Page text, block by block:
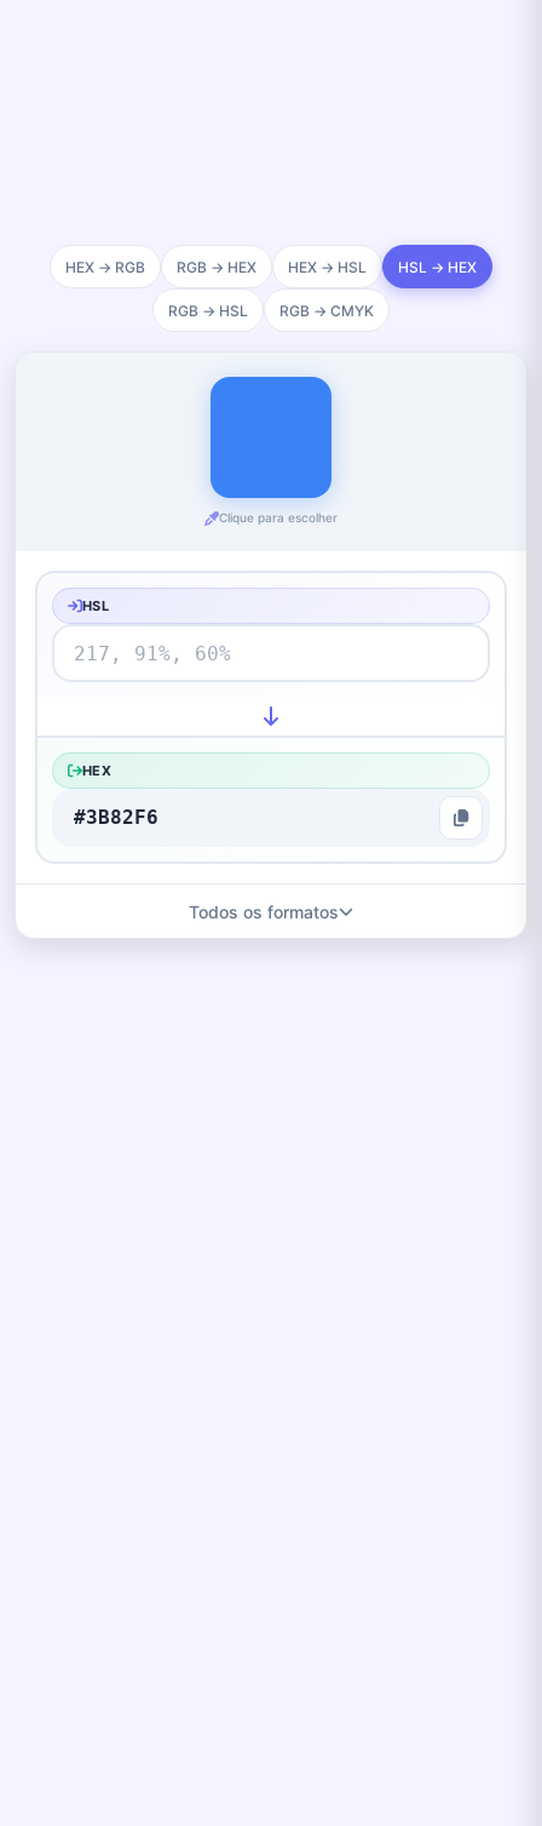
HEX → RGB RGB → HEX HEX → HSL HSL → HEX
RGB → HSL RGB → CMYK
Clique para escolher
HSL
HEX
#3B82F6
Todos os formatos